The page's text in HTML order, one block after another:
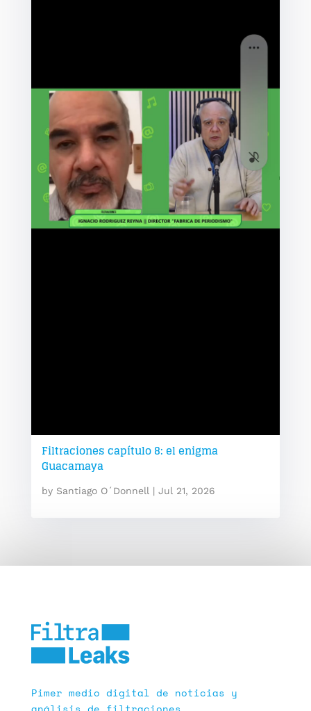
Filtraciones capítulo 8: el enigma
Guacamaya
by Santiago O´Donnell| Jul 21, 2026
Pimer medio digital de noticias y